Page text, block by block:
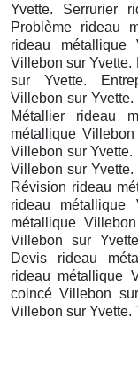
Yvette. Serrurier
Problème rideau
rideau
Villebon sur
sur Yvette.
Villebon sur
Métallier rideau
métallique
Villebon sur
Villebon sur
Révision rideau
rideau métallique
métallique
Villebon sur
Devis rideau
rideau métallique
coincé Villebon
Villebon sur Yvette.